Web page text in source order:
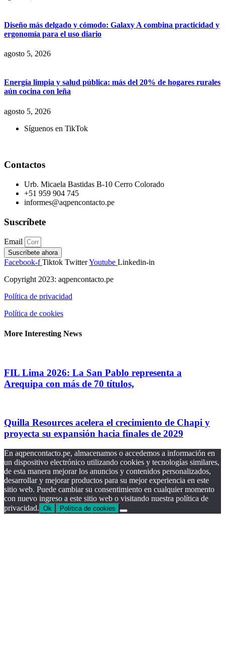
Diseño más delgado y cómodo: Galaxy A combina practicidad y
ergonomía para el uso diario
agosto 5, 2026
Energía limpia y salud pública: más del 20% de hogares rurales
aún cocina con leña
agosto 5, 2026
Síguenos en TikTok
Contactos
Urb. Micaela Bastidas B-10 Cerro Colorado
+51 959 904 745
informes@aqpencontacto.pe
Suscríbete
Email
Suscríbete ahora
Facebook-f Tiktok TwitterYoutube Linkedin-in
Copyright 2023: aqpencontacto.pe
Política de privacidad
Política de cookies
More Interesting News
FIL Lima 2026: La San Pablo representa a
Arequipa con más de 70 títulos,
Quilla Resources acelera el crecimiento de Chapi y
proyecta su expansión hacia finales de 2029
En aqpencontacto.pe, almacenamos o accedemos a información en
un dispositivo electrónico utilizando cookies y tecnologías similares,
de esta manera mejorar los anuncios y contenidos personalizados,
desarrollar y mejorar productos para su mejor experiencia en este
sitio web. Puede cambiar su consentimiento en cualquier momento
con nuevo ingreso a este sitio web o visitando nuestra política de
privacidad. Ok Política de cookies